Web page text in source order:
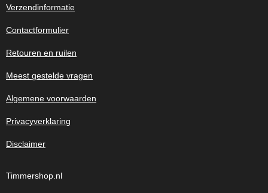
Verzendinformatie
Contactformulier
Retouren en ruilen
Meest gestelde vragen
Algemene voorwaarden
Privacyverklaring
Disclaimer
Timmershop.nl